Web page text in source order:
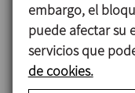
embargo, el
puede afectar su
servicios que
de cookies.